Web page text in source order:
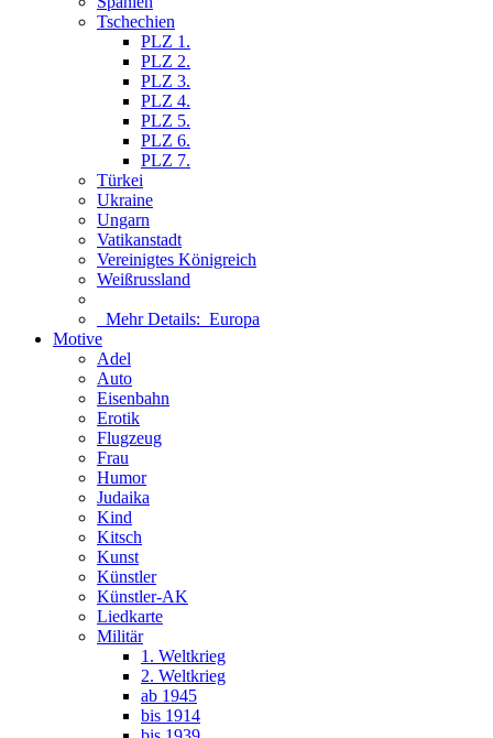
Tschechien
PLZ 1.
PLZ 2.
PLZ 3.
PLZ 4.
PLZ 5.
PLZ 6.
PLZ 7.
Türkei
Ukraine
Ungarn
Vatikanstadt
Vereinigtes Königreich
Weißrussland
Mehr Details: Europa
Motive
Adel
Auto
Eisenbahn
Erotik
Flugzeug
Frau
Humor
Judaika
Kind
Kitsch
Kunst
Künstler
Künstler-AK
Liedkarte
Militär
1. Weltkrieg
2. Weltkrieg
ab 1945
bis 1914